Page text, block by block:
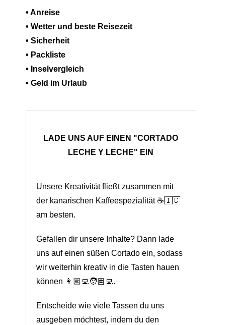
• Anreise
• Wetter und beste Reisezeit
• Sicherheit
• Packliste
• Inselvergleich
• Geld im Urlaub
LADE UNS AUF EINEN "CORTADO
LECHE Y LECHE" EIN
Unsere Kreativität fließt zusammen mit
der kanarischen Kaffeespezialität ☕🇮🇨
am besten.
Gefallen dir unsere Inhalte? Dann lade
uns auf einen süßen Cortado ein, sodass
wir weiterhin kreativ in die Tasten hauen
können 👩🏽‍💻🧑🏽‍💻.
Entscheide wie viele Tassen du uns
ausgeben möchtest, indem du den